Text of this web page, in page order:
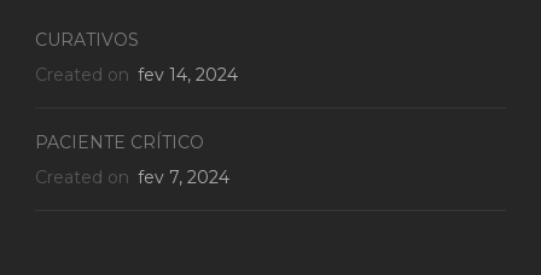
CURATIVOS
Created on fev 14, 2024
PACIENTE CRÍTICO
Created on fev 7, 2024